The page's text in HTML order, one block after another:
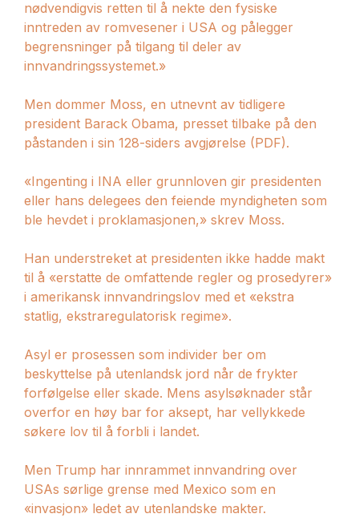
nødvendigvis retten til å nekte den fysiske
inntreden av romvesener i USA og pålegger
begrensninger på tilgang til deler av
innvandringssystemet.»
Men dommer Moss, en utnevnt av tidligere
president Barack Obama, presset tilbake på den
påstanden i sin 128-siders avgjørelse (PDF).
«Ingenting i INA eller grunnloven gir presidenten
eller hans delegees den feiende myndigheten som
ble hevdet i proklamasjonen,» skrev Moss.
Han understreket at presidenten ikke hadde makt
til å «erstatte de omfattende regler og prosedyrer»
i amerikansk innvandringslov med et «ekstra
statlig, ekstraregulatorisk regime».
Asyl er prosessen som individer ber om
beskyttelse på utenlandsk jord når de frykter
forfølgelse eller skade. Mens asylsøknader står
overfor en høy bar for aksept, har vellykkede
søkere lov til å forbli i landet.
Men Trump har innrammet innvandring over
USAs sørlige grense med Mexico som en
«invasjon» ledet av utenlandske makter.